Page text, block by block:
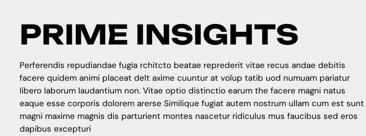
PRIME INSIGHTS
Perferendis repudiandae fugia rchitcto beatae reprederit vitae recus andae debitis
facere quidem animi placeat delt axime cuuntur at volup tatib uod numuam pariatur
libero laborum laudantium non. Vitae optio distinctio earum the facere magni natus
eaque esse corporis dolorem arerse Similique fugiat autem nostrum ullam cum est sunt
magni maxime magnis dis parturient montes nascetur ridiculus mus faucibus sed eros
dapibus excepturi